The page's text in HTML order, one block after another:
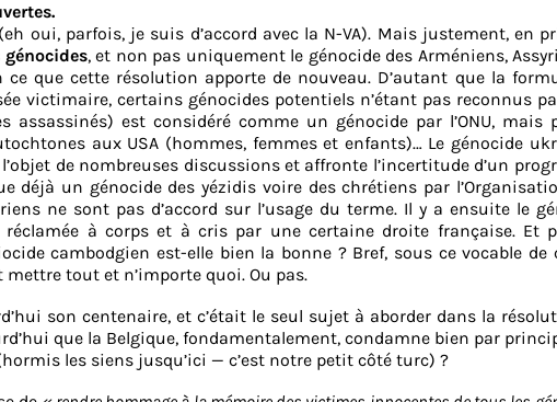
oui, parfois, je suis d’accord avec la N-VA). Mais justement, en
, et non pas uniquement le génocide des Arméniens,
ce que cette résolution apporte de nouveau. D’autant que la
victimaire, certains génocides potentiels n’étant pas reconnus
assassinés) est considéré comme un génocide par l’ONU, mais
aux USA (hommes, femmes et enfants)… Le génocide
de nombreuses discussions et affronte l’incertitude d’un
déjà un génocide des yézidis voire des chrétiens par
ne sont pas d’accord sur l’usage du terme. Il y a ensuite le
réclamée à corps et à cris par une certaine droite française. Et
cambodgien est-elle bien la bonne ? Bref, sous ce vocable de
tout et n’importe quoi. Ou pas.
son centenaire, et c’était le seul sujet à aborder dans la
que la Belgique, fondamentalement, condamne bien par
les siens jusqu’ici — c’est notre petit côté turc) ?